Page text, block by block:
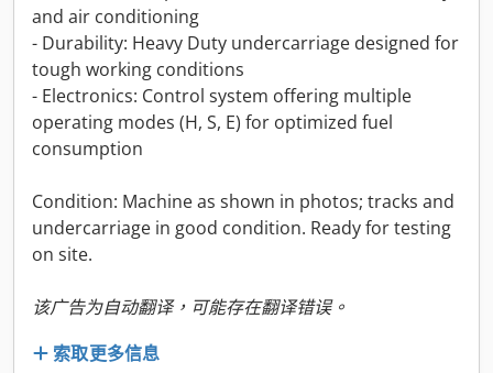
and air conditioning
- Durability: Heavy Duty undercarriage designed for
tough working conditions
- Electronics: Control system offering multiple
operating modes (H, S, E) for optimized fuel
consumption
Condition: Machine as shown in photos; tracks and
undercarriage in good condition. Ready for testing
on site.
该广告为自动翻译，可能存在翻译错误。
索取更多信息